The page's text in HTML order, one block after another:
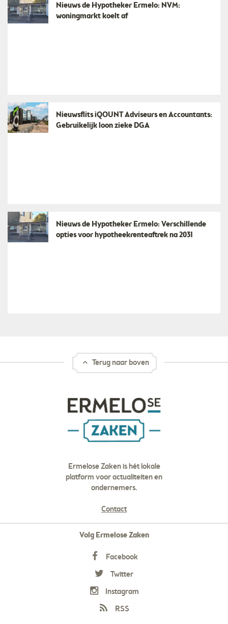
Nieuws de Hypotheker Ermelo: NVM:
woningmarkt koelt af
Nieuwsflits iQOUNT Adviseurs en Accountants:
Gebruikelijk loon zieke DGA
Nieuws de Hypotheker Ermelo: Verschillende
opties voor hypotheekrenteaftrek na 2031
Terug naar boven
Ermelose Zaken is hét lokale
platform voor actualiteiten en
ondernemers.
Contact
Volg Ermelose Zaken
Facebook
Twitter
Instagram
RSS